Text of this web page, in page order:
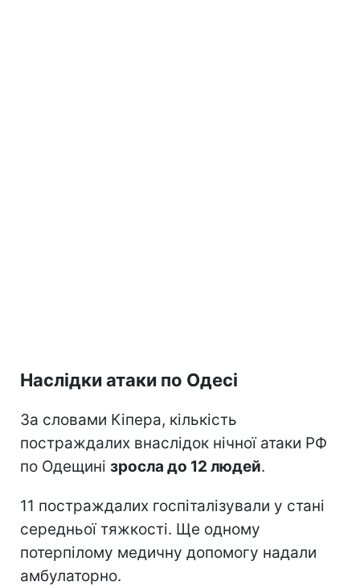
Наслідки атаки по Одесі
За словами Кіпера, кількість
постраждалих внаслідок нічної атаки РФ
по Одещині зросла до 12 людей.
11 постраждалих госпіталізували у стані
середньої тяжкості. Ще одному
потерпілому медичну допомогу надали
амбулаторно.